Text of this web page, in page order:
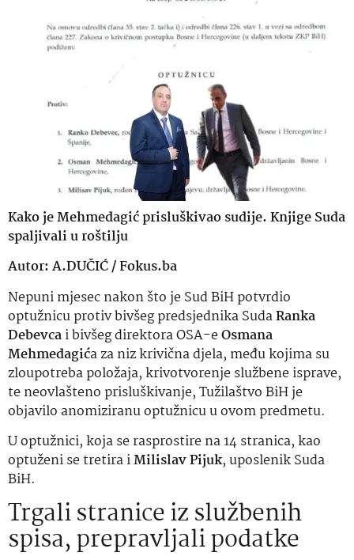
Kako je Mehmedagić prisluškivao sudije. Knjige Suda
spaljivali u roštilju
Autor: A.DUČIĆ / Fokus.ba
Nepuni mjesec nakon što je Sud BiH potvrdio
optužnicu protiv bivšeg predsjednika SudaRanka
Debevcai bivšeg direktora OSA-eOsmana
Mehmedagića za niz krivična djela, među kojima su
zloupotreba položaja, krivotvorenje službene isprave,
te neovlašteno prisluškivanje, Tužilaštvo BiH je
objavilo anomiziranu optužnicu u ovom predmetu.
U optužnici, koja se rasprostire na 14 stranica, kao
optuženi se tretira iMilislav Pijuk, uposlenik Suda
BiH.
Trgali stranice iz službenih
spisa, prepravljali podatke